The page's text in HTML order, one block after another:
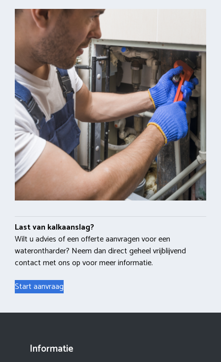
Last van kalkaanslag?
Wilt u advies of een offerte aanvragen voor een
waterontharder? Neem dan direct geheel vrijblijvend
contact met ons op voor meer informatie.
Start aanvraag
Informatie